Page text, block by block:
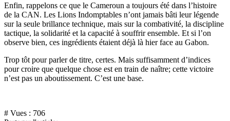
Enfin, rappelons ce que le Cameroun a toujours été dans l’histoire
de la CAN. Les Lions Indomptables n’ont jamais bâti leur légende
sur la seule brillance technique, mais sur la combativité, la discipline
tactique, la solidarité et la capacité à souffrir ensemble. Et si l’on
observe bien, ces ingrédients étaient déjà là hier face au Gabon.
Trop tôt pour parler de titre, certes. Mais suffisamment d’indices
pour croire que quelque chose est en train de naître; cette victoire
n’est pas un aboutissement. C’est une base.
# Vues : 706